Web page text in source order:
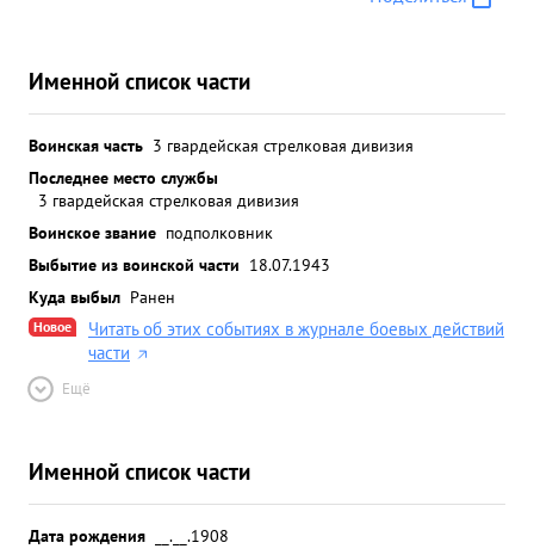
Именной список части
Воинская часть 3 гвардейская стрелковая дивизия
Последнее место службы
3 гвардейская стрелковая дивизия
Воинское звание подполковник
Выбытие из воинской части 18.07.1943
Куда выбыл Ранен
Новое
Читать об этих событиях в журнале боевых действий
части
Ещё
Именной список части
Дата рождения
__.__.1908